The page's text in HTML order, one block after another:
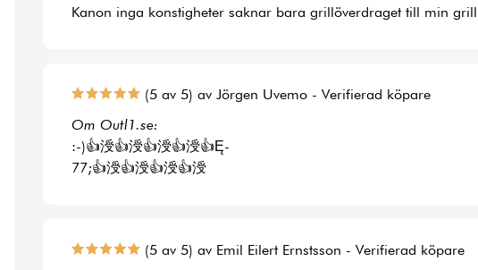
Kanon inga konstigheter saknar bara grillöverdraget till min grill
(5 av 5) av Jörgen Uvemo - Verifierad köpare
Om Outl1.se:
:-)👍涭👍涭👍涭👍涭👍Ę-
77;👍涭👍涭👍涭👍涭
(5 av 5) av Emil Eilert Ernstsson - Verifierad köpare